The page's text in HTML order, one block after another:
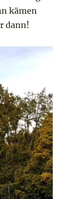
kämen
dann!